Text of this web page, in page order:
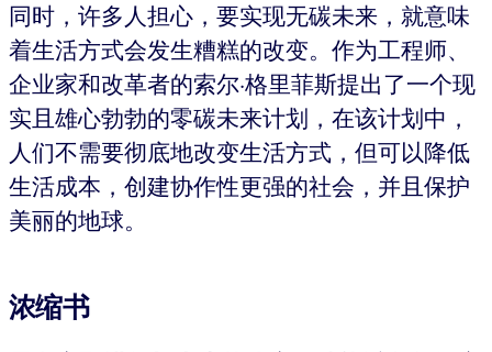
同时，许多人担心，要实现无碳未来，就意味
着生活方式会发生糟糕的改变。作为工程师、
企业家和改革者的索尔·格里菲斯提出了一个现
实且雄心勃勃的零碳未来计划，在该计划中，
人们不需要彻底地改变生活方式，但可以降低
生活成本，创建协作性更强的社会，并且保护
美丽的地球。
浓缩书